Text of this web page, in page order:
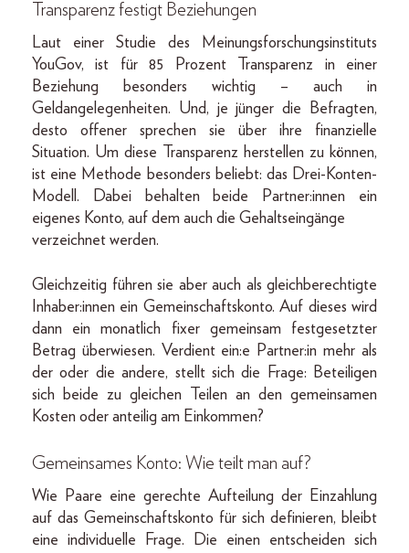
Transparenz festigt Beziehungen
Laut einer Studie des Meinungsforschungsinstituts
YouGov, ist für 85 Prozent Transparenz in einer
Beziehung besonders wichtig – auch in
Geldangelegenheiten. Und, je jünger die Befragten,
desto offener sprechen sie über ihre finanzielle
Situation. Um diese Transparenz herstellen zu können,
ist eine Methode besonders beliebt: das Drei-Konten-
Modell. Dabei behalten beide Partner:innen ein
eigenes Konto, auf dem auch die Gehaltseingänge
verzeichnet werden.
Gleichzeitig führen sie aber auch als gleichberechtigte
Inhaber:innen ein Gemeinschaftskonto. Auf dieses wird
dann ein monatlich fixer gemeinsam festgesetzter
Betrag überwiesen. Verdient ein:e Partner:in mehr als
der oder die andere, stellt sich die Frage: Beteiligen
sich beide zu gleichen Teilen an den gemeinsamen
Kosten oder anteilig am Einkommen?
Gemeinsames Konto: Wie teilt man auf?
Wie Paare eine gerechte Aufteilung der Einzahlung
auf das Gemeinschaftskonto für sich definieren, bleibt
eine individuelle Frage. Die einen entscheiden sich